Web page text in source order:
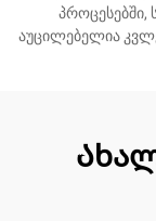
პროცესებში,
აუცილებელია